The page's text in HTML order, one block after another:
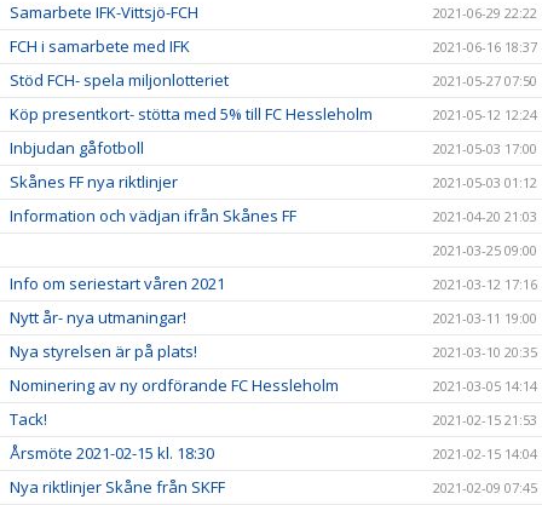
Samarbete IFK-Vittsjö-FCH 2021-06-29 22:22
FCH i samarbete med IFK 2021-06-16 18:37
Stöd FCH- spela miljonlotteriet 2021-05-27 07:50
Köp presentkort- stötta med 5% till FC Hessleholm 2021-05-12 12:24
Inbjudan gåfotboll 2021-05-03 17:00
Skånes FF nya riktlinjer 2021-05-03 01:12
Information och vädjan ifrån Skånes FF
2021-04-20 21:03
2021-03-25 09:00
Info om seriestart våren 2021 2021-03-12 17:16
Nytt år- nya utmaningar! 2021-03-11 19:00
Nya styrelsen är på plats! 2021-03-10 20:35
Nominering av ny ordförande FC Hessleholm 2021-03-05 14:14
Tack! 2021-02-15 21:53
Årsmöte 2021-02-15 kl. 18:30 2021-02-15 14:04
Nya riktlinjer Skåne från SKFF 2021-02-09 07:45